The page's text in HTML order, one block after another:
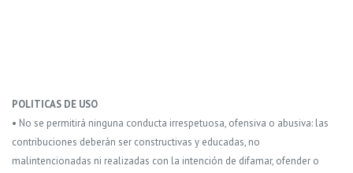
POLITICAS DE USO
• No se permitirá ninguna conducta irrespetuosa, ofensiva o abusiva: las
contribuciones deberán ser constructivas y educadas, no
malintencionadas ni realizadas con la intención de difamar, ofender o